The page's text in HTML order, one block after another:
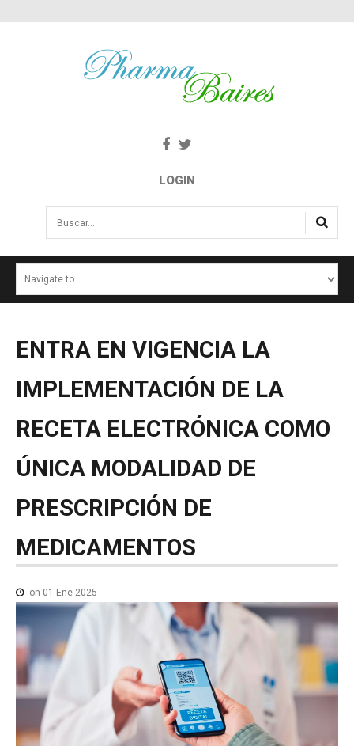
LOGIN
Buscar...
NOTICIAS
NOTICIAS MEDICAMENTOS
CONTACTO
ENTRA EN VIGENCIA LA
IMPLEMENTACIÓN DE LA
RECETA ELECTRÓNICA COMO
ÚNICA MODALIDAD DE
PRESCRIPCIÓN DE
MEDICAMENTOS
on 01 Ene 2025